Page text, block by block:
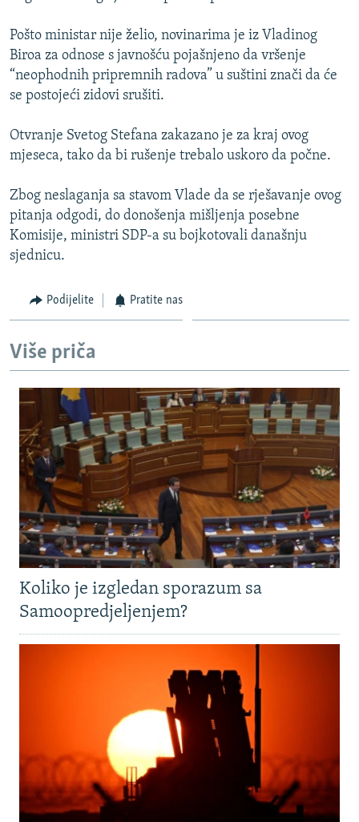
Pošto ministar nije želio, novinarima je iz Vladinog
Biroa za odnose s javnošću pojašnjeno da vršenje
“neophodnih pripremnih radova” u suštini znači da će
se postojeći zidovi srušiti.
Otvranje Svetog Stefana zakazano je za kraj ovog
mjeseca, tako da bi rušenje trebalo uskoro da počne.
Zbog neslaganja sa stavom Vlade da se rješavanje ovog
pitanja odgodi, do donošenja mišljenja posebne
Komisije, ministri SDP-a su bojkotovali današnju
sjednicu.
Podijelite Pratite nas
Više priča
Koliko je izgledan sporazum sa
Samoopredjeljenjem?